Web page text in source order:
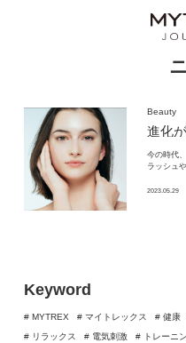
Keyword
# MYTREX # マイトレックス # 健康
# リラックス
# 電気刺激 # トレーニ
Beauty
今の時代
ラッシュ
2023.05.29